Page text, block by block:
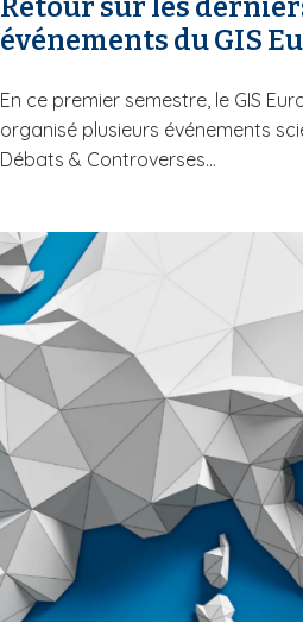
Retour sur les
événements du GIS
En ce premier semestre, le GIS
organisé plusieurs événements
Débats & Controverses...